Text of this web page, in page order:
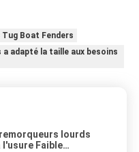
Tug Boat Fenders
adapté la taille aux besoins
lourds
Faible